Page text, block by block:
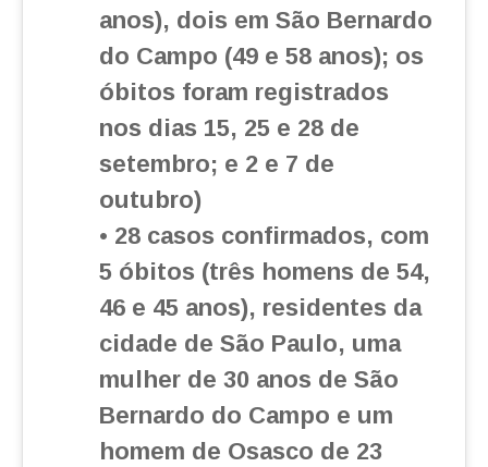
anos), dois em São Bernardo
do Campo (49 e 58 anos); os
óbitos foram registrados
nos dias 15, 25 e 28 de
setembro; e 2 e 7 de
outubro)
• 28 casos confirmados, com
5 óbitos (três homens de 54,
46 e 45 anos), residentes da
cidade de São Paulo, uma
mulher de 30 anos de São
Bernardo do Campo e um
homem de Osasco de 23